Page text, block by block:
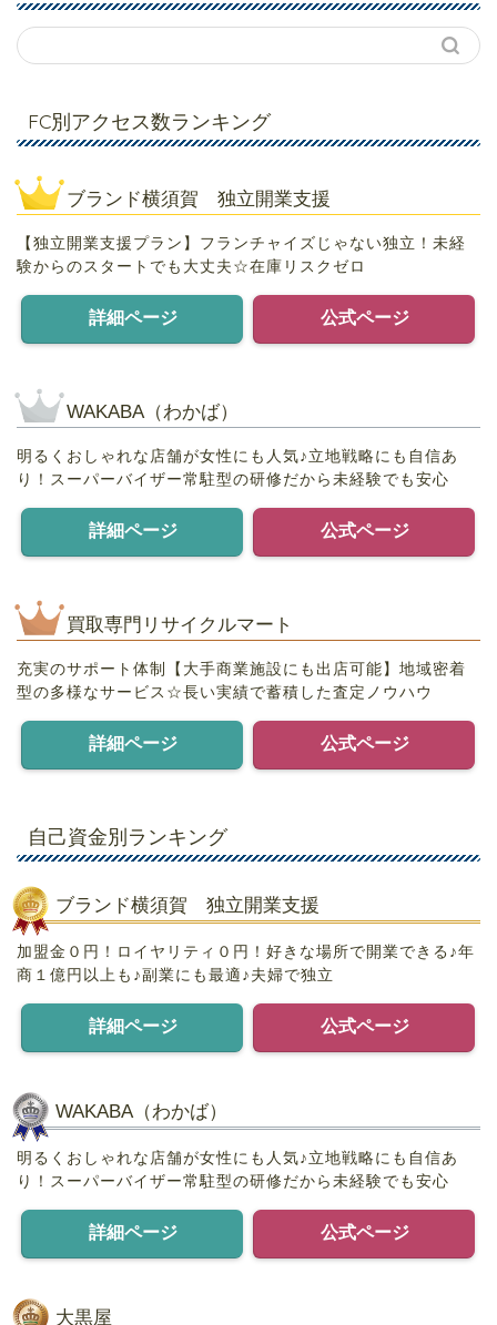
FC別アクセス数ランキング
ブランド横須賀 独立開業支援
【独立開業支援プラン】フランチャイズじゃない独立！未経
験からのスタートでも大丈夫☆在庫リスクゼロ
詳細ページ 公式ページ
WAKABA（わかば）
明るくおしゃれな店舗が女性にも人気♪立地戦略にも自信あ
り！スーパーバイザー常駐型の研修だから未経験でも安心
詳細ページ 公式ページ
買取専門リサイクルマート
充実のサポート体制【大手商業施設にも出店可能】地域密着
型の多様なサービス☆長い実績で蓄積した査定ノウハウ
詳細ページ 公式ページ
自己資金別ランキング
ブランド横須賀 独立開業支援
加盟金０円！ロイヤリティ０円！好きな場所で開業できる♪年
商１億円以上も♪副業にも最適♪夫婦で独立
詳細ページ 公式ページ
WAKABA（わかば）
明るくおしゃれな店舗が女性にも人気♪立地戦略にも自信あ
り！スーパーバイザー常駐型の研修だから未経験でも安心
詳細ページ 公式ページ
大黒屋